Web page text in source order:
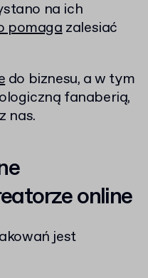
na ich
pomagazalesiać
do biznesu, a w tym
fanaberią,
nas.
online
jest